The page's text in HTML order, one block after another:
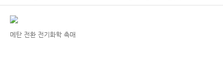
메탄 전환 전기화학 촉매